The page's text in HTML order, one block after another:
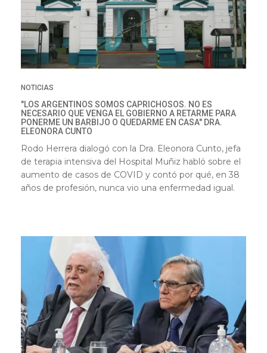
NOTICIAS
"LOS ARGENTINOS SOMOS CAPRICHOSOS. NO ES
NECESARIO QUE VENGA EL GOBIERNO A RETARME PARA
PONERME UN BARBIJO O QUEDARME EN CASA" DRA.
ELEONORA CUNTO
Rodo Herrera dialogó con la Dra. Eleonora Cunto, jefa
de terapia intensiva del Hospital Muñiz habló sobre el
aumento de casos de COVID y contó por qué, en 38
años de profesión, nunca vio una enfermedad igual.